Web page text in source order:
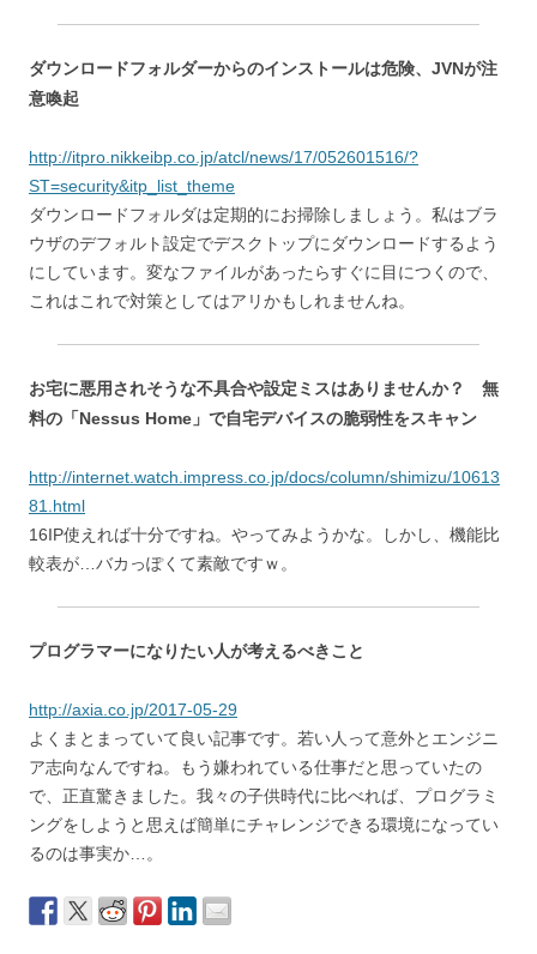
ダウンロードフォルダーからのインストールは危険、JVNが注
意喚起
http://itpro.nikkeibp.co.jp/atcl/news/17/052601516/?
ST=security&itp_list_theme
ダウンロードフォルダは定期的にお掃除しましょう。私はブラ
ウザのデフォルト設定でデスクトップにダウンロードするよう
にしています。変なファイルがあったらすぐに目につくので、
これはこれで対策としてはアリかもしれませんね。
お宅に悪用されそうな不具合や設定ミスはありませんか？ 無
料の「Nessus Home」で自宅デバイスの脆弱性をスキャン
http://internet.watch.impress.co.jp/docs/column/shimizu/10613
81.html
16IP使えれば十分ですね。やってみようかな。しかし、機能比
較表が…バカっぽくて素敵ですｗ。
プログラマーになりたい人が考えるべきこと
http://axia.co.jp/2017-05-29
よくまとまっていて良い記事です。若い人って意外とエンジニ
ア志向なんですね。もう嫌われている仕事だと思っていたの
で、正直驚きました。我々の子供時代に比べれば、プログラミ
ングをしようと思えば簡単にチャレンジできる環境になってい
るのは事実か…。